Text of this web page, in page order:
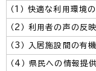
（1） 快適な利用環境
（2） 利用者の声の反
（3） 入居施設間の有
（4） 県民への情報提